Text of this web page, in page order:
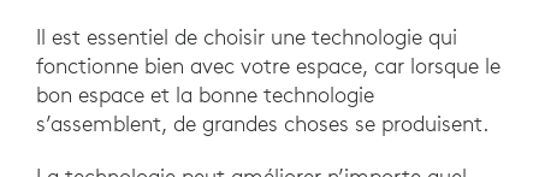
Il est essentiel de choisir une technologie qui
fonctionne bien avec votre espace, car lorsque le
bon espace et la bonne technologie
s’assemblent, de grandes choses se produisent.